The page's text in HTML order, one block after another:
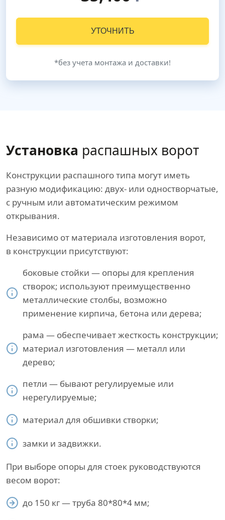
УТОЧНИТЬ
*без учета монтажа и доставки!
Установка распашных ворот
Конструкции распашного типа могут иметь
разную модификацию: двух- или одностворчатые,
с ручным или автоматическим режимом
открывания.
Независимо от материала изготовления ворот,
в конструкции присутствуют:
боковые стойки — опоры для крепления
створок; используют преимущественно
металлические столбы, возможно
применение кирпича, бетона или дерева;
рама — обеспечивает жесткость конструкции;
материал изготовления — металл или
дерево;
петли — бывают регулируемые или
нерегулируемые;
материал для обшивки створки;
замки и задвижки.
При выборе опоры для стоек руководствуются
весом ворот:
до 150 кг — труба 80*80*4 мм;